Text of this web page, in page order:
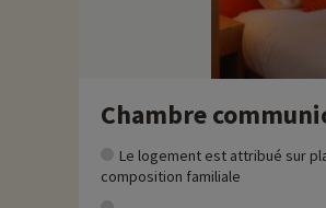
Chambre
Le logement est attribué sur
composition familiale